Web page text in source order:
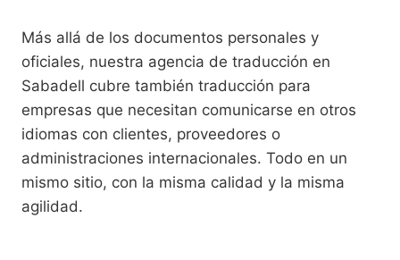
Más allá de los documentos personales y
oficiales, nuestra agencia de traducción en
Sabadell cubre también traducción para
empresas que necesitan comunicarse en otros
idiomas con clientes, proveedores o
administraciones internacionales. Todo en un
mismo sitio, con la misma calidad y la misma
agilidad.